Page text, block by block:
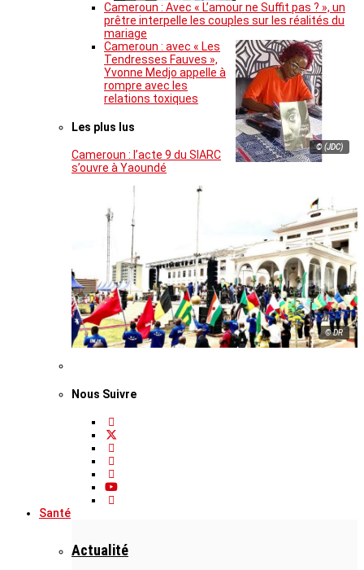
Cameroun : Avec « L’amour ne Suffit pas ? », un
prêtre interpelle les couples sur les réalités du
mariage
© (JDC)
Cameroun : avec « Les
Tendresses Fauves »,
Yvonne Medjo appelle à
rompre avec les
relations toxiques
Les plus lus
Cameroun : l’acte 9 du SIARC
s’ouvre à Yaoundé
© DR
Nous Suivre
Santé
Actualité